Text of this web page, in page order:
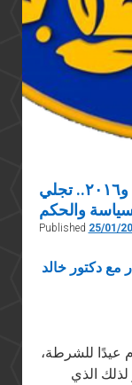
تحولات الشرطة بين يناير ١٩٥٢ و٢٠١٦.. تجلي
والحكم
Published 25/01/
مع دكتور خالد
عيدًا للشرطة،
الذي